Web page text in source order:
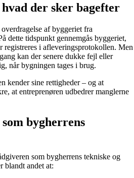
der sker bagefter
af byggeriet fra
dette tidspunkt gennemgås byggeriet,
registreres i afleveringsprotokollen. Men
kan der senere dukke fejl eller
når bygningen tages i brug.
kender sine rettigheder – og at
at entreprenøren udbedrer manglerne
bygherrens
som bygherrens tekniske og
blandt andet at: